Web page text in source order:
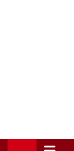
Aktuality a